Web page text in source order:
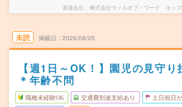
派遣会社 株式会社ウィルオブ・ワーク キッ
未読 掲載日 2026/08/05
【週1日～OK！】園児の見守
＊年齢不問
職種未経験OK 交通費別途支給あり 土日祝日